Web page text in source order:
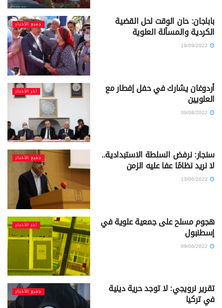
جميع الأخبار باباجان: حان الوقت لحل القضية
الكردية والمسألة العلوية
آخر الأخبار أردوغان يشارك في حفل إفطار مع
العلويين
جميع الأخبار سنجار: نرفض السلطة الاستبدادية..
لا نريد نظامًا عفا عليه الزمن
آخر الأخبار هجوم مسلح على جمعية علوية في
إسطنبول
جميع الأخبار تقرير نرويجي: لا توجد حرية دينية
في تركيا